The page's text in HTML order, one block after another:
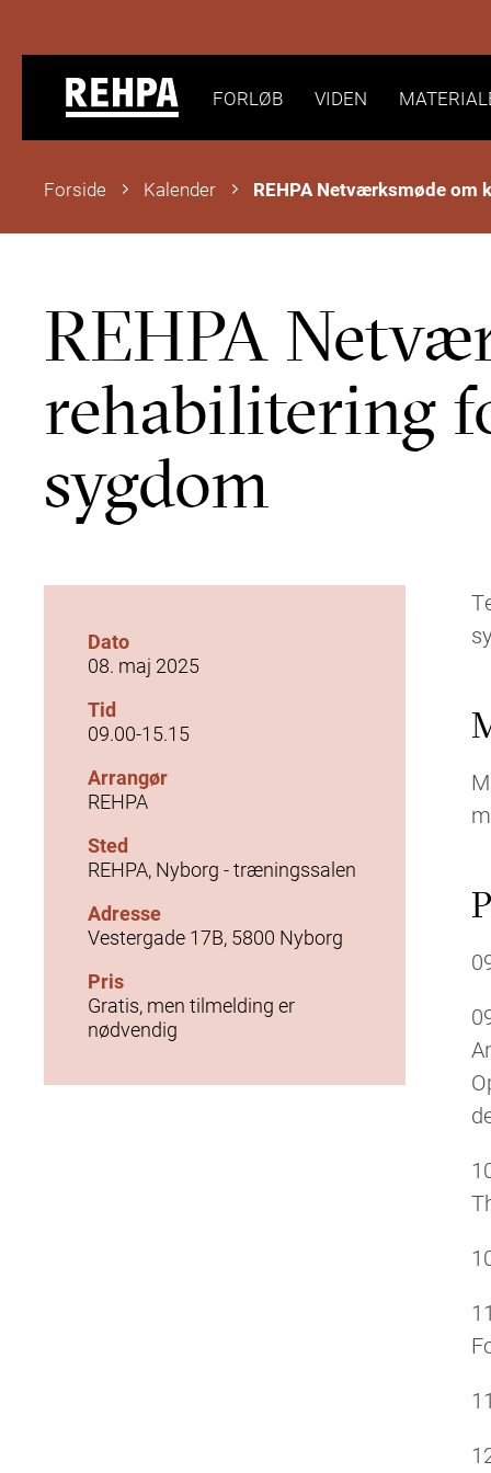
Forside Kalender
REHPA
rehabilitering
sygdom
Dato
08. maj 2025
Tid
09.00-15.15
Arrangør
REHPA
Sted
REHPA, Nyborg - træningssalen
Adresse
Vestergade 17B, 5800 Nyborg
Pris
Gratis, men tilmelding er
nødvendig
FORLØB VIDEN